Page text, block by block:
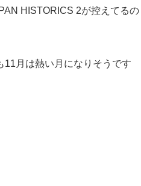
HISTORICS 2が控えてるの
11月は熱い月になりそうです